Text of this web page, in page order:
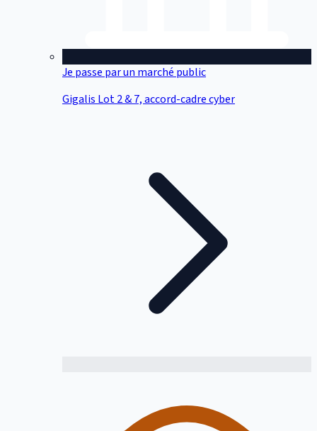
Je passe par un marché public
Gigalis Lot 2 & 7, accord-cadre cyber